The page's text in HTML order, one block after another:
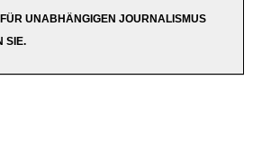
UNABHÄNGIGEN JOURNALISMUS
SIE.